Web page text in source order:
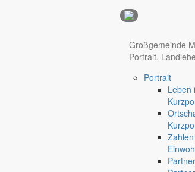
Hotel Nürnberg
Regional werben auf markersdorf.de!
Großgemeinde
Portrait,
Portrait
Leben
Nachbarschaftsfrühstück